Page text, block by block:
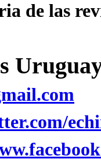
de las